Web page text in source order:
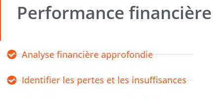
Performance financière
Analyse financière approfondie
Identifier les pertes et les insuffisances